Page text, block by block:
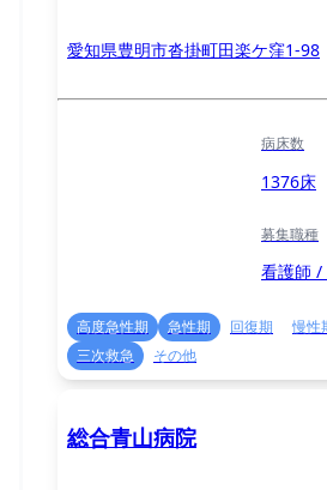
愛知県豊明市沓掛町田楽ケ窪1-98
病床数
1376床
募集職種
看護師 /
高度急性期 急性期 回復期 慢性
三次救急
その他
総合青山病院